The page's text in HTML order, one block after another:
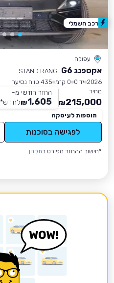
עפולה
אקספנג G6
STAND RANGE
2026 יד 0 0 ק״מ
435 טווח נסיעה
מחיר
215,000
₪
החזר חודשי מ-
1,605
₪לחודש*
תוספות לעיסקה
לפגישה בסוכנות
*חישוב ההחזר מפורט בתקנון
רכב חשמלי